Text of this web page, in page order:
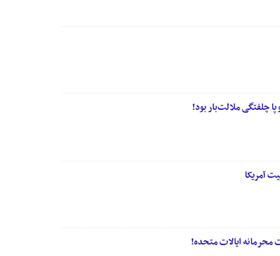
چلفتگی ملالت‌بار بود!
آمریکا
محرمانه ایالات متحده!